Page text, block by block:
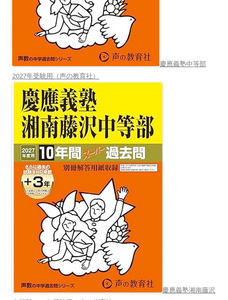
慶應義塾中等部
2027年受験用（声の教育社）
慶應義塾湘南藤沢